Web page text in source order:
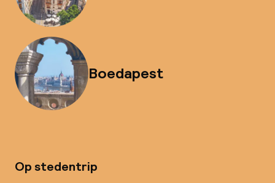
Boedapest
Op stedentrip